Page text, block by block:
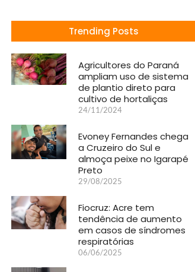
Trending Posts
Agricultores do Paraná
ampliam uso de sistema
de plantio direto para
cultivo de hortaliças
24/11/2024
Evoney Fernandes chega
a Cruzeiro do Sul e
almoça peixe no Igarapé
Preto
29/08/2025
Fiocruz: Acre tem
tendência de aumento
em casos de síndromes
respiratórias
06/06/2025